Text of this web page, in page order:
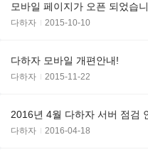
모바일 페이지가 오픈 되었습
다하자 2015-10-10
다하자 모바일 개편안내!
다하자 2015-11-22
2016년 4월 다하자 서버 점검
다하자 2016-04-18